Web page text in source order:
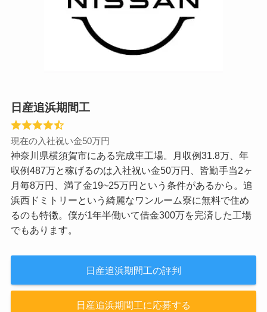
日産追浜期間工
現在の入社祝い金50万円
神奈川県横須賀市にある完成車工場。月収例31.8万、年
収例487万と稼げるのは入社祝い金50万円、皆勤手当2ヶ
月毎8万円、満了金19~25万円という条件があるから。追
浜西ドミトリーという綺麗なワンルーム寮に無料で住め
るのも特徴。僕が1年半働いて借金300万を完済した工場
でもあります。
日産追浜期間工の評判
日産追浜期間工に応募する